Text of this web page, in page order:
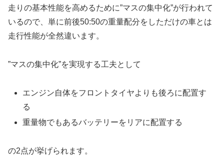
走りの基本性能を高めるために”マスの集中化”が行われて
いるので、単に前後50:50の重量配分をしただけの車とは
走行性能が全然違います。
”マスの集中化”を実現する工夫として
エンジン自体をフロントタイヤよりも後ろに配置す
る
重量物でもあるバッテリーをリアに配置する
の2点が挙げられます。